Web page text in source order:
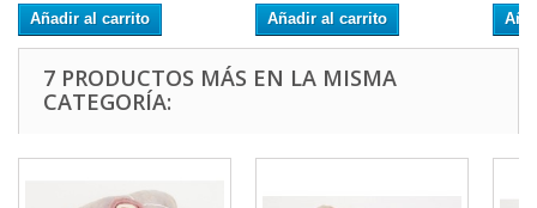
Añadir al carrito Añadir al carrito
7 PRODUCTOS MÁS EN LA MISMA
CATEGORÍA: